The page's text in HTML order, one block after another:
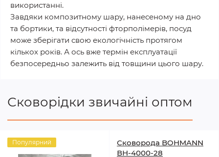
використанні.
Завдяки композитному шару, нанесеному на дно
та бортики, та відсутності фторполімерів, посуд
може зберігати свою екологічність протягом
кількох років. А ось вже термін експлуатації
безпосередньо залежить від товщини цього шару.
Сковорідки звичайні оптом
Популярний
Сковорода BOHMANN
ВН-4000-28